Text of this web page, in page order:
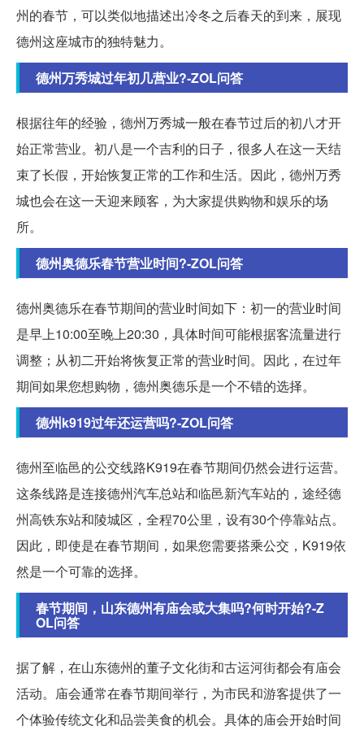
州的春节，可以类似地描述出冷冬之后春天的到来，展现
德州这座城市的独特魅力。
德州万秀城过年初几营业?-ZOL问答
根据往年的经验，德州万秀城一般在春节过后的初八才开
始正常营业。初八是一个吉利的日子，很多人在这一天结
束了长假，开始恢复正常的工作和生活。因此，德州万秀
城也会在这一天迎来顾客，为大家提供购物和娱乐的场
所。
德州奥德乐春节营业时间?-ZOL问答
德州奥德乐在春节期间的营业时间如下：初一的营业时间
是早上10:00至晚上20:30，具体时间可能根据客流量进行
调整；从初二开始将恢复正常的营业时间。因此，在过年
期间如果您想购物，德州奥德乐是一个不错的选择。
德州k919过年还运营吗?-ZOL问答
德州至临邑的公交线路K919在春节期间仍然会进行运营。
这条线路是连接德州汽车总站和临邑新汽车站的，途经德
州高铁东站和陵城区，全程70公里，设有30个停靠站点。
因此，即使是在春节期间，如果您需要搭乘公交，K919依
然是一个可靠的选择。
春节期间，山东德州有庙会或大集吗?何时开始?-Z
OL问答
据了解，在山东德州的董子文化街和古运河街都会有庙会
活动。庙会通常在春节期间举行，为市民和游客提供了一
个体验传统文化和品尝美食的机会。具体的庙会开始时间